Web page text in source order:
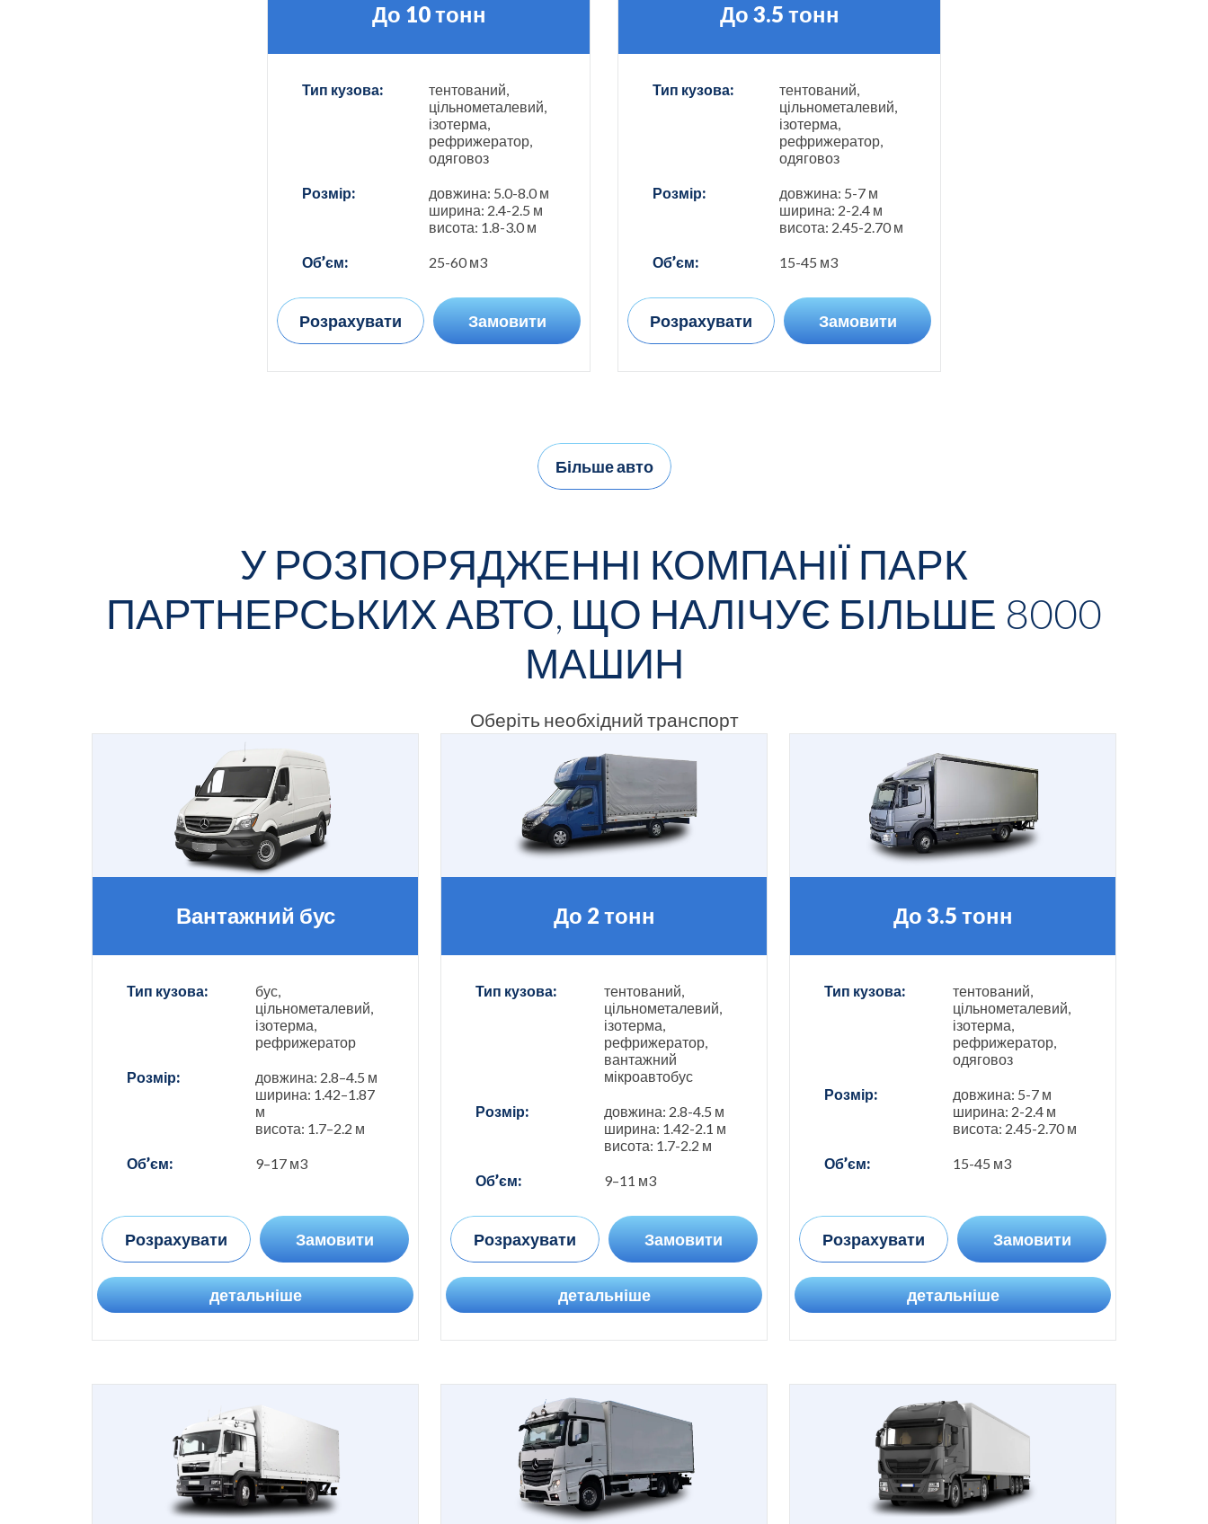
До 10 тонн
Тип кузова:
тентований,
цільнометалевий,
ізотерма,
рефрижератор,
одяговоз
Розмір:
довжина: 5.0-8.0 м
ширина: 2.4-2.5 м
висота: 1.8-3.0 м
Об’єм: 25-60 м3
Розрахувати Замовити
До 3.5 тонн
Тип кузова:
тентований,
цільнометалевий,
ізотерма,
рефрижератор,
одяговоз
Розмір:
довжина: 5-7 м
ширина: 2-2.4 м
висота: 2.45-2.70 м
Об’єм: 15-45 м3
Розрахувати Замовити
Більше авто
У РОЗПОРЯДЖЕННІ КОМПАНІЇ ПАРК
ПАРТНЕРСЬКИХ АВТО, ЩО НАЛІЧУЄ БІЛЬШЕ 8000
МАШИН
Оберіть необхідний транспорт
Вантажний бус
Тип кузова:
бус,
цільнометалевий,
ізотерма,
рефрижератор
Розмір:
довжина: 2.8–4.5 м
ширина: 1.42–1.87
м
висота: 1.7–2.2 м
Об’єм: 9–17 м3
Розрахувати Замовити
детальніше
До 2 тонн
Тип кузова:
тентований,
цільнометалевий,
ізотерма,
рефрижератор,
вантажний
мікроавтобус
Розмір:
довжина: 2.8-4.5 м
ширина: 1.42-2.1 м
висота: 1.7-2.2 м
Об’єм: 9–11 м3
Розрахувати Замовити
детальніше
До 3.5 тонн
Тип кузова:
тентований,
цільнометалевий,
ізотерма,
рефрижератор,
одяговоз
Розмір:
довжина: 5-7 м
ширина: 2-2.4 м
висота: 2.45-2.70 м
Об’єм: 15-45 м3
Розрахувати Замовити
детальніше